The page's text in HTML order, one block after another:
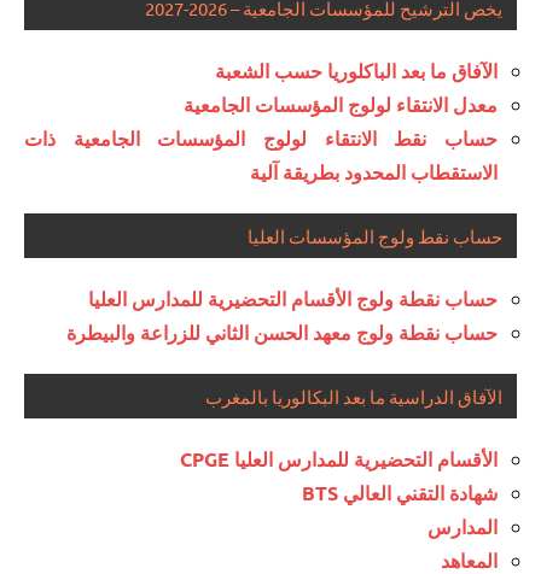
يخص الترشيح للمؤسسات الجامعية – 2026-2027
الآفاق ما بعد الباكلوريا حسب الشعبة
معدل الانتقاء لولوج المؤسسات الجامعية
حساب نقط الانتقاء لولوج المؤسسات الجامعية ذات
الاستقطاب المحدود بطريقة آلية
حساب نقط ولوج المؤسسات العليا
حساب نقطة ولوج الأقسام التحضيرية للمدارس العليا
حساب نقطة ولوج معهد الحسن الثاني للزراعة والبيطرة
الآفاق الدراسية ما بعد البكالوريا بالمغرب
الأقسام التحضيرية للمدارس العليا CPGE
شهادة التقني العالي BTS
المدارس
المعاهد